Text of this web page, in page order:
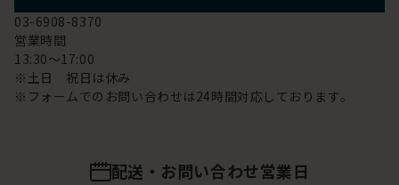
03-6908-8370
営業時間
13:30～17:00
※土日 祝日は休み
※フォームでのお問い合わせは24時間対応しております。
配送・お問い合わせ営業日